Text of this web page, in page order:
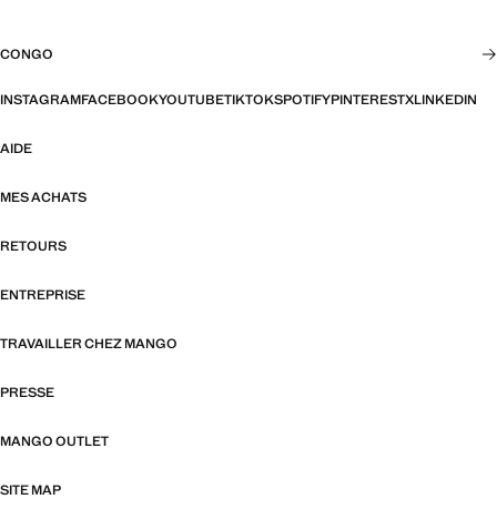
CONGO
INSTAGRAMFACEBOOKYOUTUBETIKTOKSPOTIFYPINTERESTXLINKEDIN
AIDE
MES ACHATS
RETOURS
ENTREPRISE
TRAVAILLER CHEZ MANGO
PRESSE
MANGO OUTLET
SITE MAP